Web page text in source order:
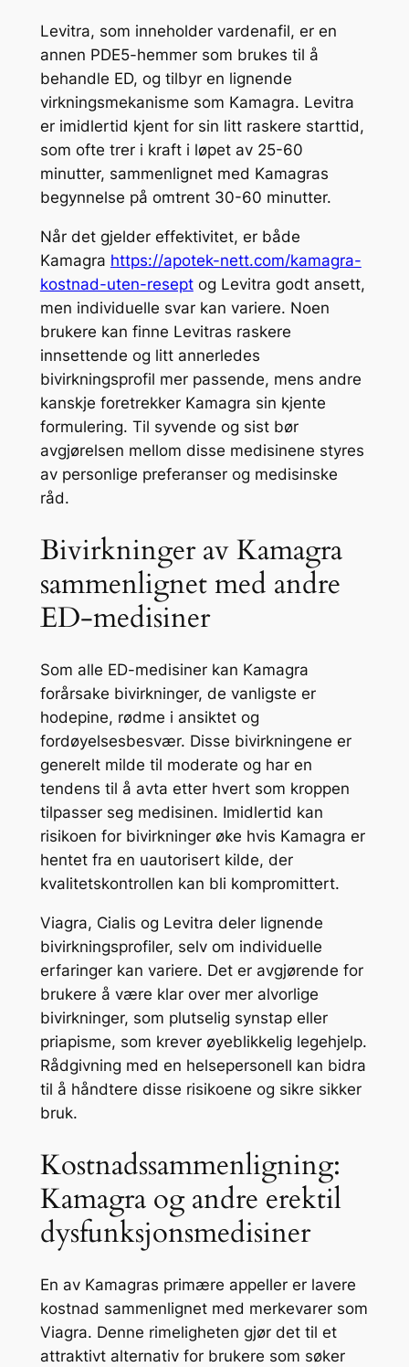
Levitra, som inneholder vardenafil, er en
annen PDE5-hemmer som brukes til å
behandle ED, og ​​tilbyr en lignende
virkningsmekanisme som Kamagra. Levitra
er imidlertid kjent for sin litt raskere starttid,
som ofte trer i kraft i løpet av 25-60
minutter, sammenlignet med Kamagras
begynnelse på omtrent 30-60 minutter.
Når det gjelder effektivitet, er både
Kamagra https://apotek-nett.com/kamagra-
kostnad-uten-reseptog Levitra godt ansett,
men individuelle svar kan variere. Noen
brukere kan finne Levitras raskere
innsettende og litt annerledes
bivirkningsprofil mer passende, mens andre
kanskje foretrekker Kamagra sin kjente
formulering. Til syvende og sist bør
avgjørelsen mellom disse medisinene styres
av personlige preferanser og medisinske
råd.
Bivirkninger av Kamagra
sammenlignet med andre
ED-medisiner
Som alle ED-medisiner kan Kamagra
forårsake bivirkninger, de vanligste er
hodepine, rødme i ansiktet og
fordøyelsesbesvær. Disse bivirkningene er
generelt milde til moderate og har en
tendens til å avta etter hvert som kroppen
tilpasser seg medisinen. Imidlertid kan
risikoen for bivirkninger øke hvis Kamagra er
hentet fra en uautorisert kilde, der
kvalitetskontrollen kan bli kompromittert.
Viagra, Cialis og Levitra deler lignende
bivirkningsprofiler, selv om individuelle
erfaringer kan variere. Det er avgjørende for
brukere å være klar over mer alvorlige
bivirkninger, som plutselig synstap eller
priapisme, som krever øyeblikkelig legehjelp.
Rådgivning med en helsepersonell kan bidra
til å håndtere disse risikoene og sikre sikker
bruk.
Kostnadssammenligning:
Kamagra og andre erektil
dysfunksjonsmedisiner
En av Kamagras primære appeller er lavere
kostnad sammenlignet med merkevarer som
Viagra. Denne rimeligheten gjør det til et
attraktivt alternativ for brukere som søker